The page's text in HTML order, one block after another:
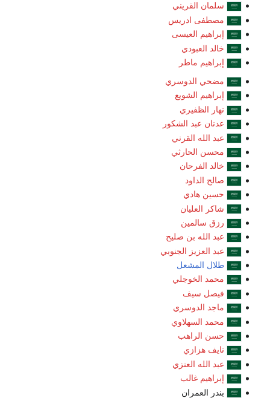
سلمان القريني
مصطفى ادريس
إبراهيم العيسى
خالد العبودي
إبراهيم ماطر
مضحي الدوسري
إبراهيم الشويع
نهار الظفيري
عدنان عبد الشكور
عبد الله القرني
محسن الحارثي
خالد الفرحان
صالح الداود
حسين هادي
شاكر العليان
رزق سالمين
عبد الله بن صليح
عبد العزيز الجنوبي
طلال المشعل
محمد الخوجلي
فيصل سيف
ماجد الدوسري
محمد السهلاوي
حسن الراهب
نايف هزازي
عبد الله العنزي
إبراهيم غالب
بندر العمران